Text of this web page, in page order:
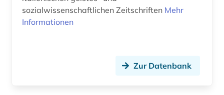
fest (1)
sozialwissenschaftlichen Zeitschriften Mehr
Informationen
Zur Datenbank